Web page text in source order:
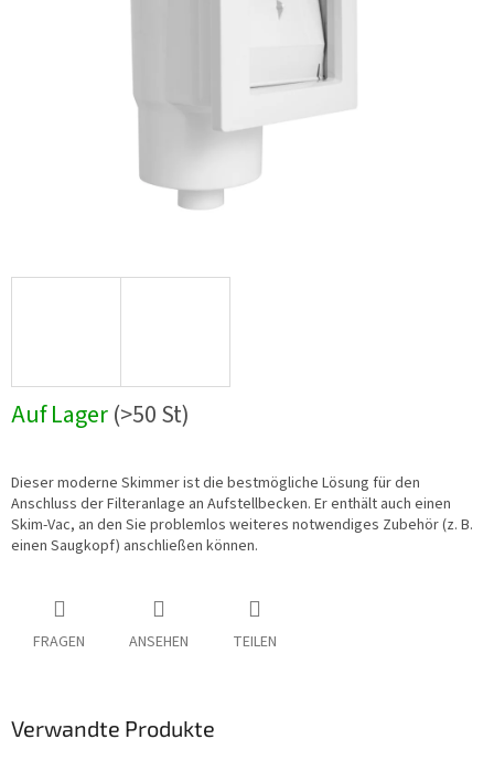
Auf Lager(>50 St)
Dieser moderne Skimmer ist die bestmögliche Lösung für den
Anschluss der Filteranlage an Aufstellbecken. Er enthält auch einen
Skim-Vac, an den Sie problemlos weiteres notwendiges Zubehör (z. B.
einen Saugkopf) anschließen können.
FRAGEN ANSEHEN TEILEN
Verwandte Produkte